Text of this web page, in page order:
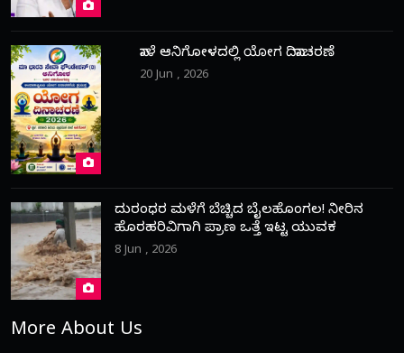
ನಾಳೆ ಆನಿಗೋಳದಲ್ಲಿ ಯೋಗ ದಿನಾಚರಣೆ
20 Jun , 2026
ದುರಂಧರ ಮಳೆಗೆ ಬೆಚ್ಚಿದ ಬೈಲಹೊಂಗಲ! ನೀರಿನ
ಹೊರಹರಿವಿಗಾಗಿ ಪ್ರಾಣ ಒತ್ತೆ ಇಟ್ಟ ಯುವಕ
8 Jun , 2026
More About Us